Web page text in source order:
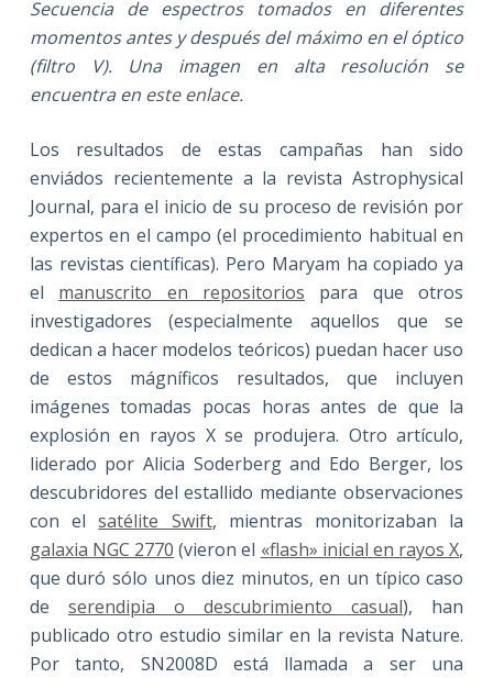
Secuencia de espectros tomados en diferentes
momentos antes y después del máximo en el óptico
(filtro V). Una imagen en alta resolución se
encuentra en este enlace.
Los resultados de estas campañas han sido
enviádos recientemente a la revista Astrophysical
Journal, para el inicio de su proceso de revisión por
expertos en el campo (el procedimiento habitual en
las revistas científicas). Pero Maryam ha copiado ya
el manuscrito en repositorios para que otros
investigadores (especialmente aquellos que se
dedican a hacer modelos teóricos) puedan hacer uso
de estos mágníficos resultados, que incluyen
imágenes tomadas pocas horas antes de que la
explosión en rayos X se produjera. Otro artículo,
liderado por Alicia Soderberg and Edo Berger, los
descubridores del estallido mediante observaciones
con elsatélite Swift, mientras monitorizaban la
galaxia NGC 2770 (vieron el «flash» inicial en rayos X,
que duró sólo unos diez minutos, en un típico caso
de serendipia o descubrimiento casual), han
publicado otro estudio similar en la revista Nature.
Por tanto, SN2008D está llamada a ser una